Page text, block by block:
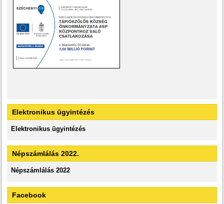
Elektronikus ügyintézés
Elektronikus ügyintézés
Népszámlálás 2022.
Népszámlálás 2022
Facebook